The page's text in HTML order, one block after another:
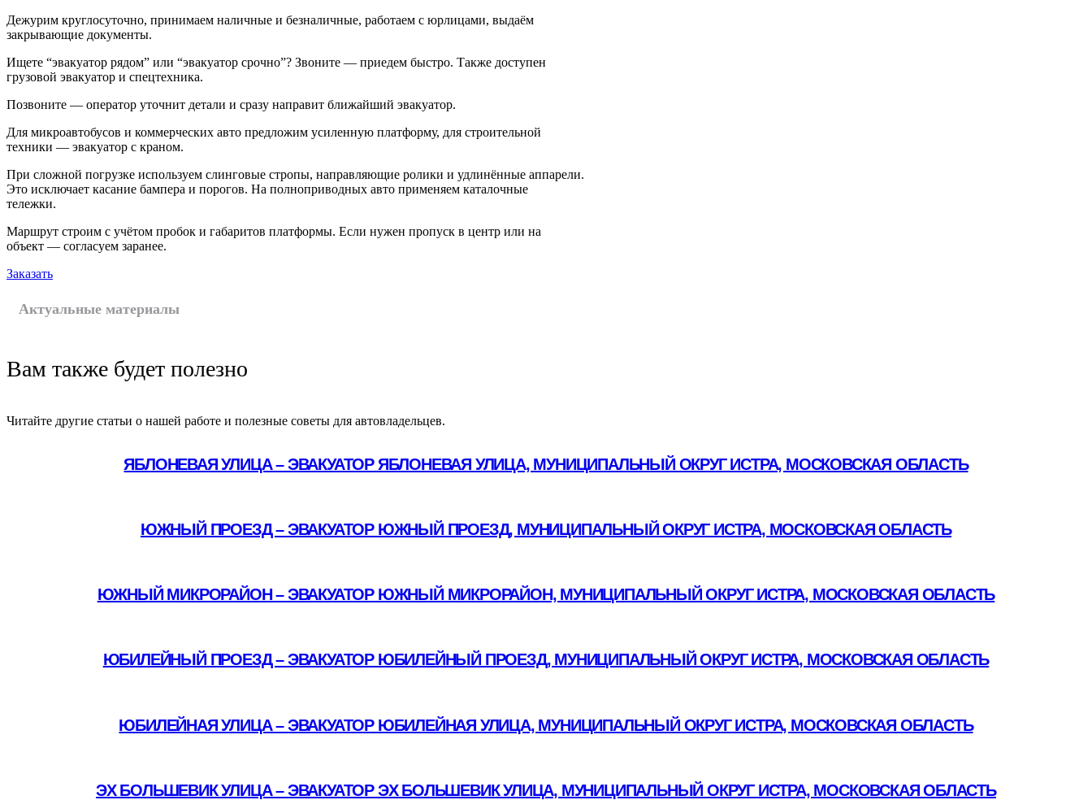
Дежурим круглосуточно, принимаем наличные и безналичные, работаем с юрлицами, выдаём
закрывающие документы.
Ищете “эвакуатор рядом” или “эвакуатор срочно”? Звоните — приедем быстро. Также доступен
грузовой эвакуатор и спецтехника.
Позвоните — оператор уточнит детали и сразу направит ближайший эвакуатор.
Для микроавтобусов и коммерческих авто предложим усиленную платформу, для строительной
техники — эвакуатор с краном.
При сложной погрузке используем слинговые стропы, направляющие ролики и удлинённые аппарели.
Это исключает касание бампера и порогов. На полноприводных авто применяем каталочные
тележки.
Маршрут строим с учётом пробок и габаритов платформы. Если нужен пропуск в центр или на
объект — согласуем заранее.
Заказать
Актуальные материалы
Вам также будет полезно
Читайте другие статьи о нашей работе и полезные советы для автовладельцев.
ЯБЛОНЕВАЯ УЛИЦА – ЭВАКУАТОР ЯБЛОНЕВАЯ УЛИЦА, МУНИЦИПАЛЬНЫЙ ОКРУГ ИСТРА, МОСКОВСКАЯ ОБЛАСТЬ
ЮЖНЫЙ ПРОЕЗД – ЭВАКУАТОР ЮЖНЫЙ ПРОЕЗД, МУНИЦИПАЛЬНЫЙ ОКРУГ ИСТРА, МОСКОВСКАЯ ОБЛАСТЬ
ЮЖНЫЙ МИКРОРАЙОН – ЭВАКУАТОР ЮЖНЫЙ МИКРОРАЙОН, МУНИЦИПАЛЬНЫЙ ОКРУГ ИСТРА, МОСКОВСКАЯ ОБЛАСТЬ
ЮБИЛЕЙНЫЙ ПРОЕЗД – ЭВАКУАТОР ЮБИЛЕЙНЫЙ ПРОЕЗД, МУНИЦИПАЛЬНЫЙ ОКРУГ ИСТРА, МОСКОВСКАЯ ОБЛАСТЬ
ЮБИЛЕЙНАЯ УЛИЦА – ЭВАКУАТОР ЮБИЛЕЙНАЯ УЛИЦА, МУНИЦИПАЛЬНЫЙ ОКРУГ ИСТРА, МОСКОВСКАЯ ОБЛАСТЬ
ЭХ БОЛЬШЕВИК УЛИЦА – ЭВАКУАТОР ЭХ БОЛЬШЕВИК УЛИЦА, МУНИЦИПАЛЬНЫЙ ОКРУГ ИСТРА, МОСКОВСКАЯ ОБЛАСТЬ